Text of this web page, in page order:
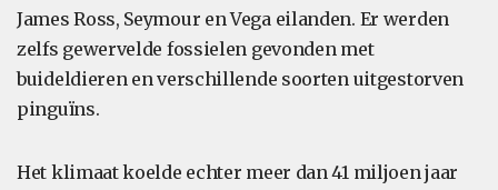
James Ross, Seymour en Vega eilanden. Er werden
zelfs gewervelde fossielen gevonden met
buideldieren en verschillende soorten uitgestorven
pinguïns.
Het klimaat koelde echter meer dan 41 miljoen jaar